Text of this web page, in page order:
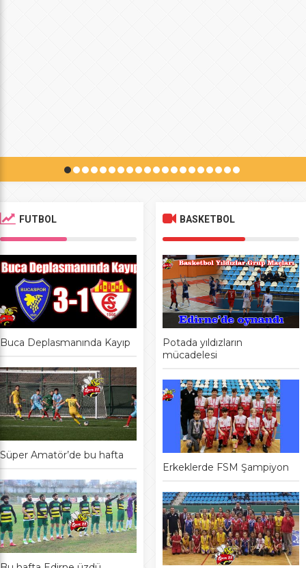
FUTBOL
Buca Deplasmanında Kayıp
Süper Amatör’de bu hafta
BASKETBOL
Potada yıldızların
mücadelesi
Erkeklerde FSM Şampiyon